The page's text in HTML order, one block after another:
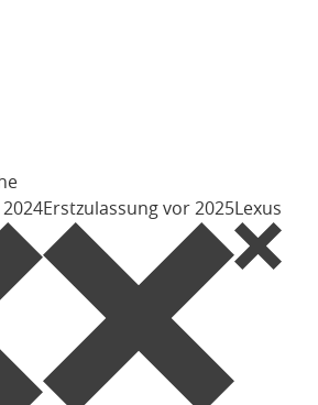
Erstzulassung vor 2025Lexus